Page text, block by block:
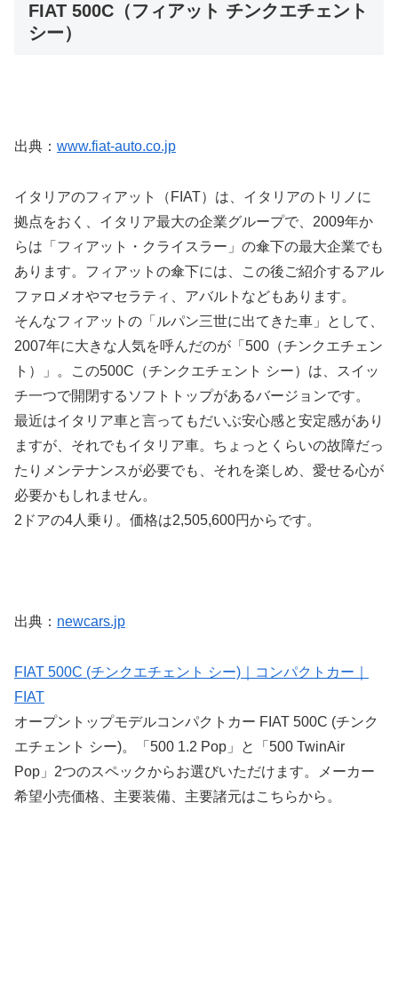
FIAT 500C（フィアット チンクエチェント
シー）
出典： www.fiat-auto.co.jp
イタリアのフィアット（FIAT）は、イタリアのトリノに
拠点をおく、イタリア最大の企業グループで、2009年か
らは「フィアット・クライスラー」の傘下の最大企業でも
あります。フィアットの傘下には、この後ご紹介するアル
ファロメオやマセラティ、アバルトなどもあります。
そんなフィアットの「ルパン三世に出てきた車」として、
2007年に大きな人気を呼んだのが「500（チンクエチェン
ト）」。この500C（チンクエチェント シー）は、スイッ
チ一つで開閉するソフトトップがあるバージョンです。
最近はイタリア車と言ってもだいぶ安心感と安定感があり
ますが、それでもイタリア車。ちょっとくらいの故障だっ
たりメンテナンスが必要でも、それを楽しめ、愛せる心が
必要かもしれません。
2ドアの4人乗り。価格は2,505,600円からです。
出典： newcars.jp
FIAT 500C (チンクエチェント シー)｜コンパクトカー｜
FIAT
オープントップモデルコンパクトカー FIAT 500C (チンク
エチェント シー)。「500 1.2 Pop」と「500 TwinAir
Pop」2つのスペックからお選びいただけます。メーカー
希望小売価格、主要装備、主要諸元はこちらから。